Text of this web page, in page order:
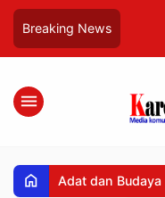
Breaking News
menu
home Adat dan Budaya